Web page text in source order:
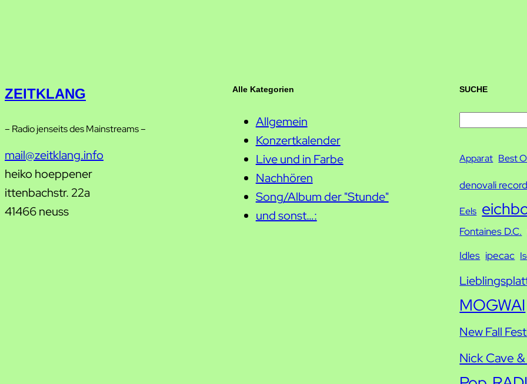
ZEITKLANG
– Radio jenseits des Mainstreams –
mail@zeitklang.info
heiko hoeppener
ittenbachstr. 22a
41466 neuss
Alle Kategorien
Allgemein
Konzertkalender
Live und in Farbe
Nachhören
Song/Album der "Stunde"
und sonst…:
SUCHE
c
Apparat Best
denovali
Eels
Fontaines D.C.
Idles ipecac
MOGWAI
New Fall
Nick Cave